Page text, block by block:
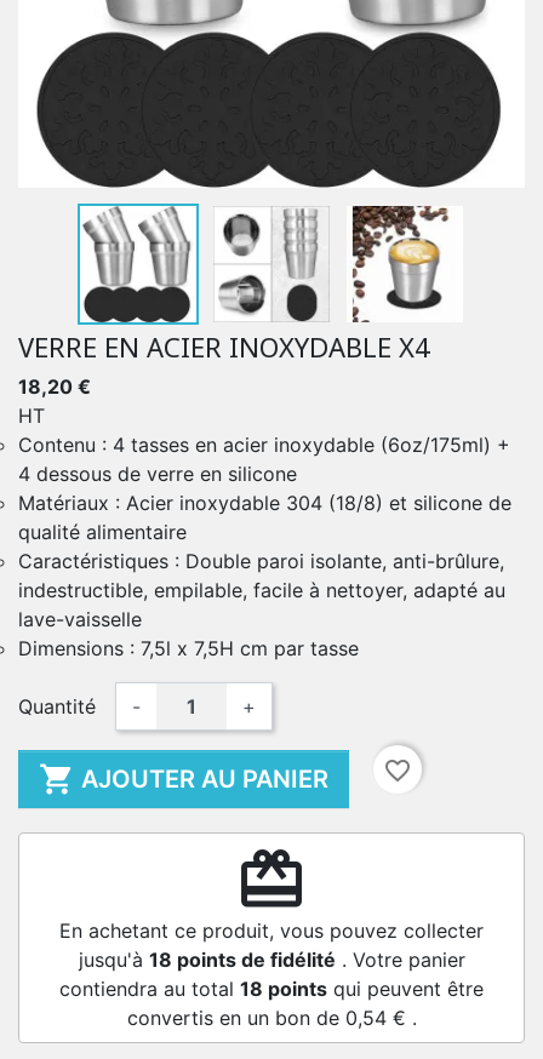
VERRE EN ACIER INOXYDABLE X4
18,20 €
HT
Contenu : 4 tasses en acier inoxydable (6oz/175ml) +
4 dessous de verre en silicone
Matériaux : Acier inoxydable 304 (18/8) et silicone de
qualité alimentaire
Caractéristiques : Double paroi isolante, anti-brûlure,
indestructible, empilable, facile à nettoyer, adapté au
lave-vaisselle
Dimensions : 7,5l x 7,5H cm par tasse
Quantité - +
 AJOUTER AU PANIER favorite_border
redeem
En achetant ce produit, vous pouvez collecter
jusqu'à 18 points de fidélité . Votre panier
contiendra au total 18 points qui peuvent être
convertis en un bon de 0,54 € .